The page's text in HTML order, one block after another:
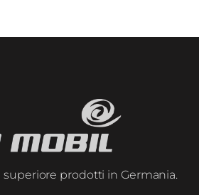
prodotti in Germania.